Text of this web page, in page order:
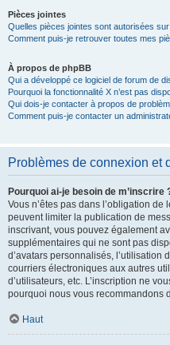
Pièces jointes
Quelles pièces jointes sont autorisées
Comment puis-je retrouver toutes mes
À propos de phpBB
Qui a développé ce logiciel de forum de
Pourquoi la fonctionnalité X n’est pas
Qui dois-je contacter à propos de
Comment puis-je contacter un
Problèmes de connexion et
Pourquoi ai-je besoin de m’inscrire
Vous n’êtes pas dans l’obligation
peuvent limiter la publication de
inscrivant, vous pouvez également
supplémentaires qui ne sont pas
d’avatars personnalisés, l’utilisation
courriers électroniques aux autres
d’utilisateurs, etc. L’inscription ne
pourquoi nous vous recommandons
Haut